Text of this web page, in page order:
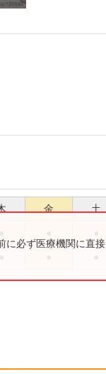
金 土
必ず医療機関に直接